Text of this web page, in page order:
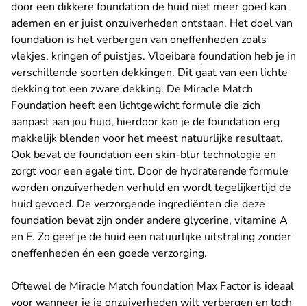
door een dikkere foundation de huid niet meer goed kan
ademen en er juist onzuiverheden ontstaan. Het doel van
foundation is het verbergen van oneffenheden zoals
vlekjes, kringen of puistjes. Vloeibare foundation heb je in
verschillende soorten dekkingen. Dit gaat van een lichte
dekking tot een zware dekking. De Miracle Match
Foundation heeft een lichtgewicht formule die zich
aanpast aan jou huid, hierdoor kan je de foundation erg
makkelijk blenden voor het meest natuurlijke resultaat.
Ook bevat de foundation een skin-blur technologie en
zorgt voor een egale tint. Door de hydraterende formule
worden onzuiverheden verhuld en wordt tegelijkertijd de
huid gevoed. De verzorgende ingrediënten die deze
foundation bevat zijn onder andere glycerine, vitamine A
en E. Zo geef je de huid een natuurlijke uitstraling zonder
oneffenheden én een goede verzorging.
Oftewel de Miracle Match foundation Max Factor is ideaal
voor wanneer je je onzuiverheden wilt verbergen en toch